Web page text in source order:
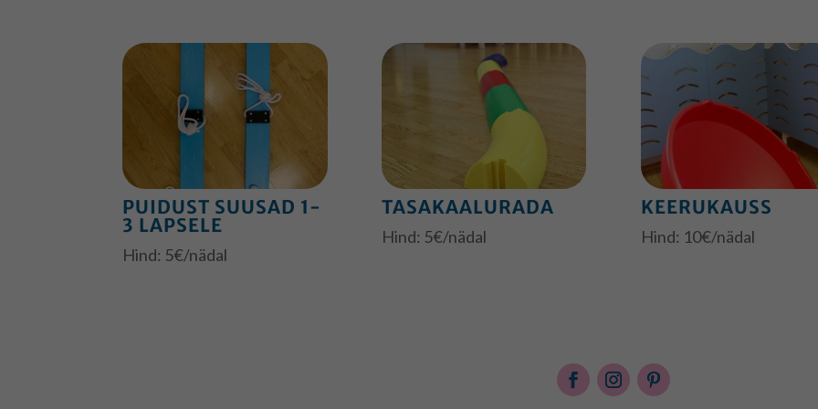
PUIDUST SUUSAD 1-
3 LAPSELE
Hind: 5€/nädal
TASAKAALURADA
Hind: 5€/nädal
KEERUKAUSS
Hind: 10€/nädal